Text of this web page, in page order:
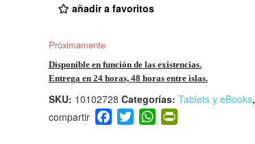
añadir a favoritos
Próximamente
Disponible en función de las existencias.
Entrega en 24 horas, 48 horas entre islas.
SKU: 10102728 Categorías: Tablets y eBooks,
F
a
T
wi
W
h
Pr
in